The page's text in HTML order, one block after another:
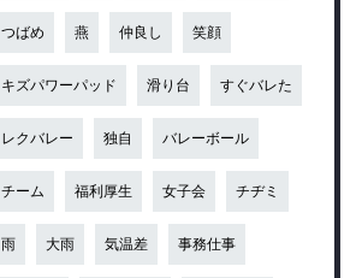
つばめ 燕 仲良し 笑顔
キズパワーパッド 滑り台 すぐバレた
レクバレー 独自 バレーボール
チーム 福利厚生 女子会 チヂミ
雨 大雨 気温差 事務仕事